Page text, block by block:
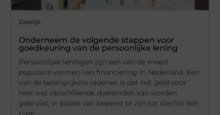
Zakelijk
Onderneem de volgende stappen voor
goedkeuring van de persoonlijke lening
Persoonlijke leningen zijn een van de meest
populaire vormen van financiering in Nederland. Een
van de belangrijkste redenen is dat het geld voor
heel wat verschillende doeleinden kan worden
gebruikt, in plaats van beperkt te zijn tot slechts één